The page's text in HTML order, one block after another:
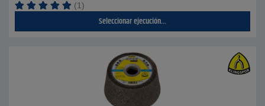
(1)
Seleccionar ejecución...